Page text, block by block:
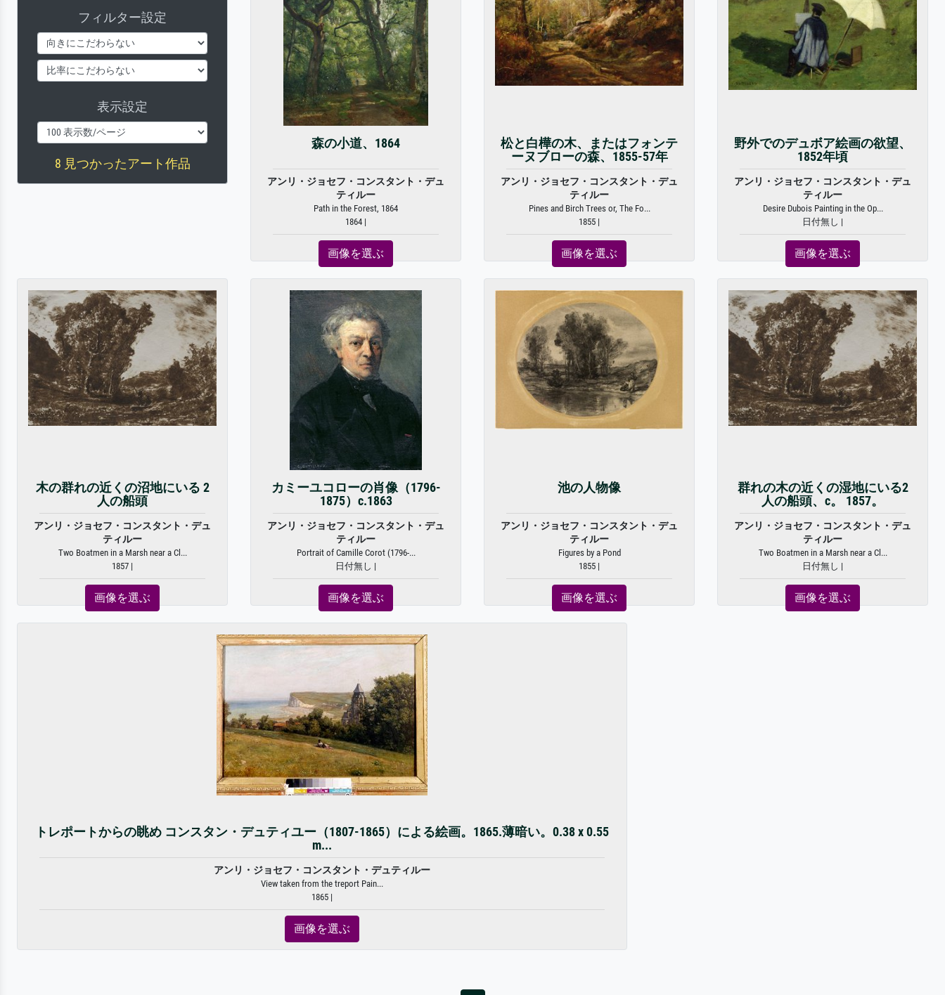
フィルター設定
表示設定
8 見つかったアート作品
森の小道、1864
アンリ・ジョセフ・コンスタント・デュ
ティルー
Path in the Forest, 1864
1864 |
画像を選ぶ
松と白樺の木、またはフォンテ
ーヌブローの森、1855-57年
アンリ・ジョセフ・コンスタント・デュ
ティルー
Pines and Birch Trees or, The Fo...
1855 |
画像を選ぶ
野外でのデュボア絵画の欲望、
1852年頃
アンリ・ジョセフ・コンスタント・デュ
ティルー
Desire Dubois Painting in the Op...
日付無し |
画像を選ぶ
木の群れの近くの沼地にいる 2
人の船頭
アンリ・ジョセフ・コンスタント・デュ
ティルー
Two Boatmen in a Marsh near a Cl...
1857 |
画像を選ぶ
カミーユコローの肖像（1796-
1875）c.1863
アンリ・ジョセフ・コンスタント・デュ
ティルー
Portrait of Camille Corot (1796-...
日付無し |
画像を選ぶ
池の人物像
アンリ・ジョセフ・コンスタント・デュ
ティルー
Figures by a Pond
1855 |
画像を選ぶ
群れの木の近くの湿地にいる2
人の船頭、c。 1857。
アンリ・ジョセフ・コンスタント・デュ
ティルー
Two Boatmen in a Marsh near a Cl...
日付無し |
画像を選ぶ
トレポートからの眺め コンスタン・デュティユー（1807-1865）による絵画。1865.薄暗い。0.38 x 0.55
m...
アンリ・ジョセフ・コンスタント・デュティルー
View taken from the treport Pain...
1865 |
画像を選ぶ